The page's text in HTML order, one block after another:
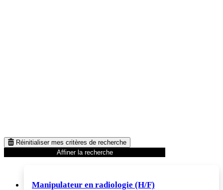
Réinitialiser mes critères de recherche
Affiner la recherche
Manipulateur en radiologie (H/F)